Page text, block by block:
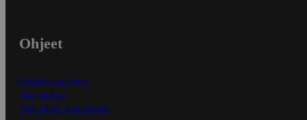
Ohjeet
Ensitilaajan ohjeet
Näin maksat
Näin tilaat ja muokkaat